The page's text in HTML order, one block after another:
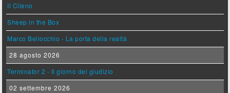
Il Cileno
Sheep in the Box
Marco Bellocchio - La porta della realtà
28 agosto 2026
Terminator 2 - Il giorno del giudizio
02 settembre 2026